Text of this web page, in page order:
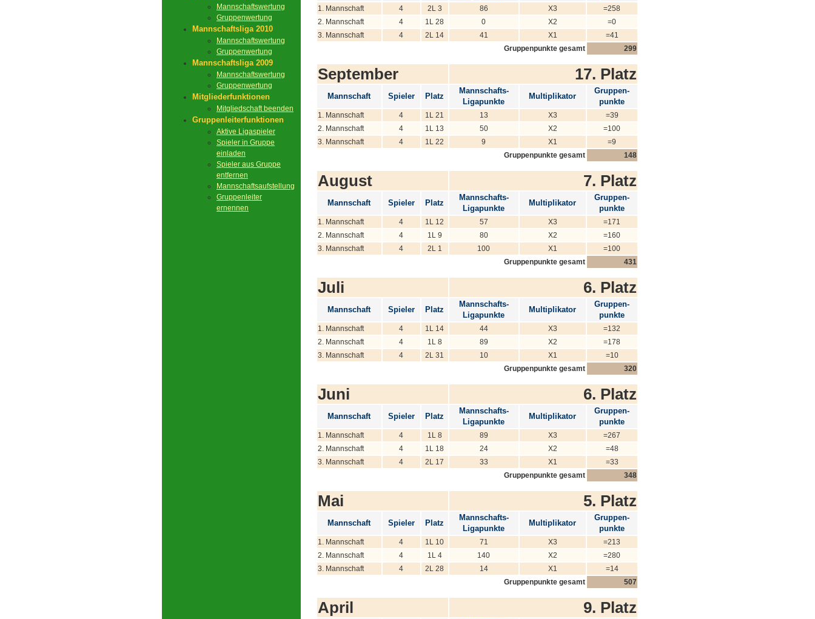
Mannschaftswertung
Gruppenwertung
Mannschaftsliga 2010
Mannschaftswertung
Gruppenwertung
Mannschaftsliga 2009
Mannschaftswertung
Gruppenwertung
Mitgliederfunktionen
Mitgliedschaft beenden
Gruppenleiterfunktionen
Aktive Ligaspieler
Spieler in Gruppe
einladen
Spieler aus Gruppe
entfernen
Mannschaftsaufstellung
Gruppenleiter
ernennen
1. Mannschaft 4 2L 3 86 X3
=258
2. Mannschaft
4 1L 28 0 X2
=0
3. Mannschaft
4 2L 14 41 X1
=41
Gruppenpunkte gesamt
299
September 17. Platz
Mannschaft Spieler Platz
Mannschafts-
Ligapunkte
Multiplikator
Gruppen-
punkte
1. Mannschaft 4 1L 21 13 X3
=39
2. Mannschaft
4 1L 13 50 X2
=100
3. Mannschaft
4 1L 22 9 X1
=9
Gruppenpunkte gesamt
148
August 7. Platz
Mannschaft Spieler Platz
Mannschafts-
Ligapunkte
Multiplikator
Gruppen-
punkte
1. Mannschaft 4 1L 12 57 X3
=171
2. Mannschaft
4 1L 9 80 X2
=160
3. Mannschaft
4 2L 1 100 X1
=100
Gruppenpunkte gesamt
431
Juli 6. Platz
Mannschaft Spieler Platz
Mannschafts-
Ligapunkte
Multiplikator
Gruppen-
punkte
1. Mannschaft 4 1L 14 44 X3
=132
2. Mannschaft
4 1L 8 89 X2
=178
3. Mannschaft
4 2L 31 10 X1
=10
Gruppenpunkte gesamt
320
Juni 6. Platz
Mannschaft Spieler Platz
Mannschafts-
Ligapunkte
Multiplikator
Gruppen-
punkte
1. Mannschaft 4 1L 8 89 X3
=267
2. Mannschaft
4 1L 18 24 X2
=48
3. Mannschaft
4 2L 17 33 X1
=33
Gruppenpunkte gesamt
348
Mai 5. Platz
Mannschaft Spieler Platz
Mannschafts-
Ligapunkte
Multiplikator
Gruppen-
punkte
1. Mannschaft 4 1L 10 71 X3
=213
2. Mannschaft
4 1L 4 140 X2
=280
3. Mannschaft
4 2L 28 14 X1
=14
Gruppenpunkte gesamt
507
April 9. Platz